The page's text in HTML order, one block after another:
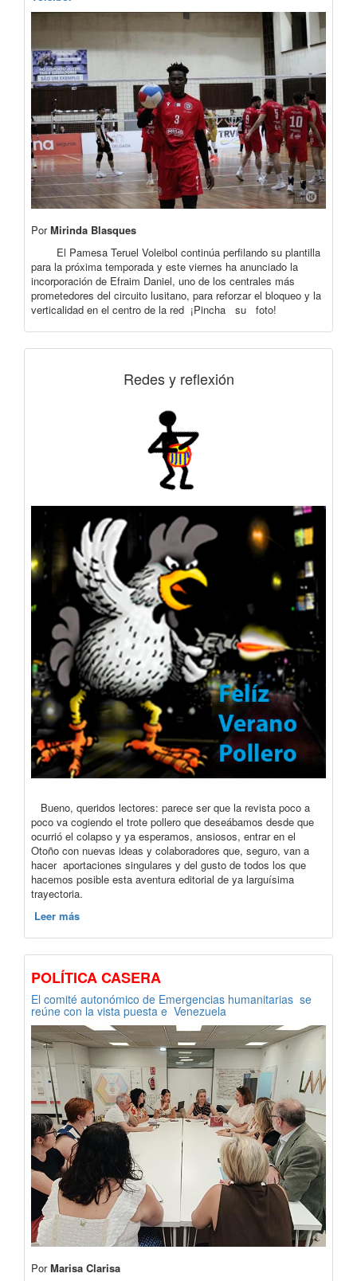
PorMirinda Blasques
El Pamesa Teruel Voleibol continúa perfilando su plantilla
para la próxima temporada y este viernes ha anunciado la
incorporación de Efraim Daniel, uno de los centrales más
prometedores del circuito lusitano, para reforzar el bloqueo y la
verticalidad en el centro de la red ¡Pincha su foto!
Redes y reflexión
Bueno, queridos lectores: parece ser que la revista poco a
poco va cogiendo el trote pollero que deseábamos desde que
ocurrió el colapso y ya esperamos, ansiosos, entrar en el
Otoño con nuevas ideas y colaboradores que, seguro, van a
hacer aportaciones singulares y del gusto de todos los que
hacemos posible esta aventura editorial de ya larguísima
trayectoria.
Leer más
POLÍTICA CASERA
El comité autonómico de Emergencias humanitarias se
reúne con la vista puesta e Venezuela
PorMarisa Clarisa